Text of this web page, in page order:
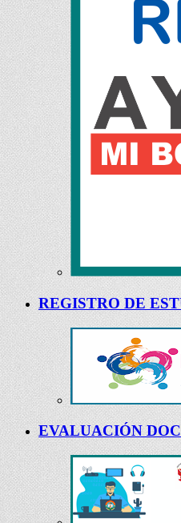
REGISTRO DE
EVALUACIÓN